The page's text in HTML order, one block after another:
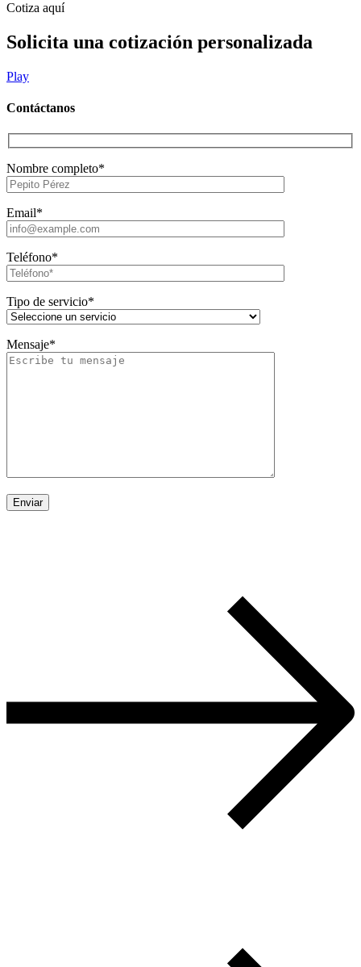
Cotiza aquí
Solicita una cotización personalizada
Play
Contáctanos
Nombre completo*
Email*
Teléfono*
Tipo de servicio*
Mensaje*